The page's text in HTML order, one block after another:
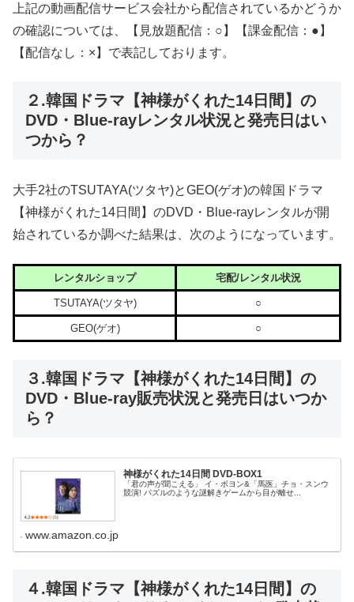
上記の動画配信サービス会社から配信されているかどうか
の確認については、【見放題配信：○】【課金配信：●】
【配信なし：×】で表記しております。
２.韓国ドラマ【神様がくれた14日間】の
DVD・Blue-rayレンタル状況と発売日はい
つから？
大手2社のTSUTAYA(ツタヤ)とGEO(ゲオ)の韓国ドラマ
【神様がくれた14日間】のDVD・Blue-rayレンタルが開
始されているか調べた結果は、次のようになっています。
レンタルショップ 宅配/レンタル状況
TSUTAYA(ツタヤ) ○
GEO(ゲオ) ○
３.韓国ドラマ【神様がくれた14日間】の
DVD・Blue-ray販売状況と発売日はいつか
ら？
神様がくれた14日間 DVD-BOX1
「君の声が聞こえる」 イ・ボヨン&「馬医」チョ・スンウ
競演! パズルのような謎解きゲームから目が離せ...
www.amazon.co.jp
４.韓国ドラマ【神様がくれた14日間】の